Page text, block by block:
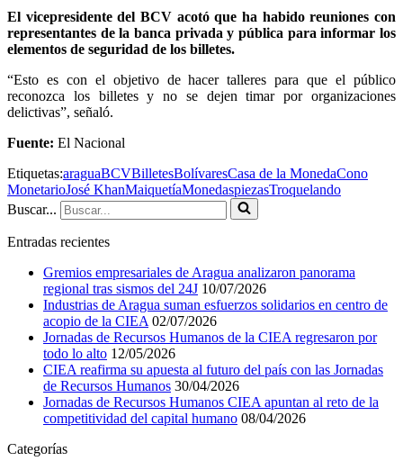
El vicepresidente del BCV acotó que ha habido reuniones con
representantes de la banca privada y pública para informar los
elementos de seguridad de los billetes.
“Esto es con el objetivo de hacer talleres para que el público
reconozca los billetes y no se dejen timar por organizaciones
delictivas”, señaló.
Fuente: El Nacional
Etiquetas:araguaBCVBilletesBolívaresCasa de la MonedaCono
MonetarioJosé KhanMaiquetíaMonedaspiezasTroquelando
Buscar...
Entradas recientes
Gremios empresariales de Aragua analizaron panorama
regional tras sismos del 24J 10/07/2026
Industrias de Aragua suman esfuerzos solidarios en centro de
acopio de la CIEA 02/07/2026
Jornadas de Recursos Humanos de la CIEA regresaron por
todo lo alto 12/05/2026
CIEA reafirma su apuesta al futuro del país con las Jornadas
de Recursos Humanos 30/04/2026
Jornadas de Recursos Humanos CIEA apuntan al reto de la
competitividad del capital humano 08/04/2026
Categorías